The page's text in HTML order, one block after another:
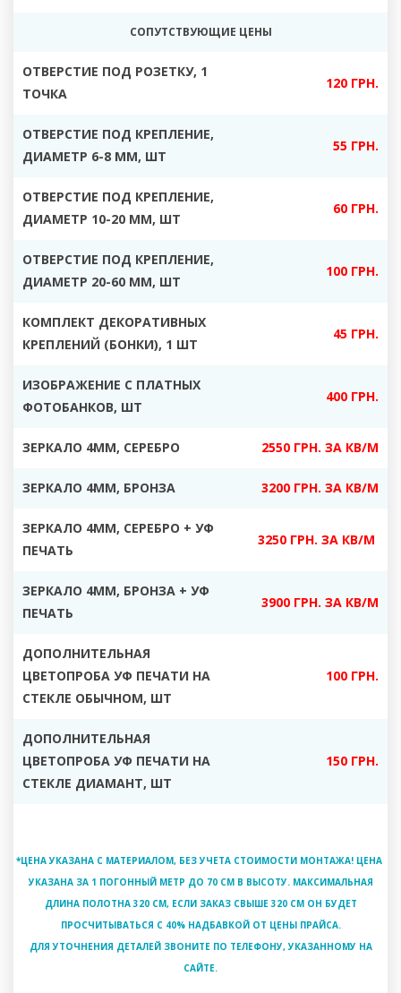
СОПУТСТВУЮЩИЕ ЦЕНЫ
ОТВЕРСТИЕ ПОД РОЗЕТКУ, 1
ТОЧКА
120 ГРН.
ОТВЕРСТИЕ ПОД КРЕПЛЕНИЕ,
ДИАМЕТР 6-8 ММ, ШТ
55 ГРН.
ОТВЕРСТИЕ ПОД КРЕПЛЕНИЕ,
ДИАМЕТР 10-20 ММ, ШТ
60 ГРН.
ОТВЕРСТИЕ ПОД КРЕПЛЕНИЕ,
ДИАМЕТР 20-60 ММ, ШТ
100 ГРН.
КОМПЛЕКТ ДЕКОРАТИВНЫХ
КРЕПЛЕНИЙ (БОНКИ), 1 ШТ
45 ГРН.
ИЗОБРАЖЕНИЕ С ПЛАТНЫХ
ФОТОБАНКОВ, ШТ
400 ГРН.
ЗЕРКАЛО 4ММ, СЕРЕБРО 2550 ГРН. ЗА КВ/М
ЗЕРКАЛО 4ММ, БРОНЗА 3200 ГРН. ЗА КВ/М
ЗЕРКАЛО 4ММ, СЕРЕБРО + УФ
ПЕЧАТЬ
3250 ГРН. ЗА КВ/М
ЗЕРКАЛО 4ММ, БРОНЗА + УФ
ПЕЧАТЬ
3900 ГРН. ЗА КВ/М
ДОПОЛНИТЕЛЬНАЯ
ЦВЕТОПРОБА УФ ПЕЧАТИ НА
СТЕКЛЕ ОБЫЧНОМ, ШТ
100 ГРН.
ДОПОЛНИТЕЛЬНАЯ
ЦВЕТОПРОБА УФ ПЕЧАТИ НА
СТЕКЛЕ ДИАМАНТ, ШТ
150 ГРН.
*ЦЕНА УКАЗАНА С МАТЕРИАЛОМ, БЕЗ УЧЕТА СТОИМОСТИ МОНТАЖА! ЦЕНА
УКАЗАНА ЗА 1 ПОГОННЫЙ МЕТР ДО 70 СМ В ВЫСОТУ. МАКСИМАЛЬНАЯ
ДЛИНА ПОЛОТНА 320 СМ, ЕСЛИ ЗАКАЗ СВЫШЕ 320 СМ ОН БУДЕТ
ПРОСЧИТЫВАТЬСЯ С 40% НАДБАВКОЙ ОТ ЦЕНЫ ПРАЙСА.
ДЛЯ УТОЧНЕНИЯ ДЕТАЛЕЙ ЗВОНИТЕ ПО ТЕЛЕФОНУ, УКАЗАННОМУ НА
САЙТЕ.